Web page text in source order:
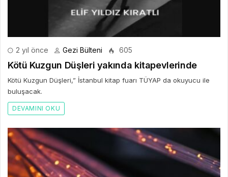
2 yıl önce Gezi Bülteni 605
Kötü Kuzgun Düşleri yakında kitapevlerinde
Kötü Kuzgun Düşleri,” İstanbul kitap fuarı TÜYAP da okuyucu ile
buluşacak.
DEVAMINI OKU